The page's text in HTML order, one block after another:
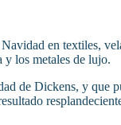
en textiles,
y los metales de lujo.
de Dickens, y que